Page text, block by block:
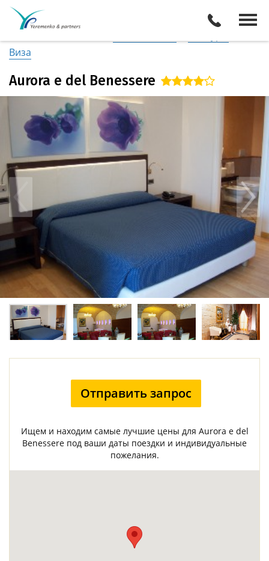
Италия
Виза
Aurora e del Benessere
Отправить запрос
Ищем и находим самые лучшие цены для Aurora e del
Benessere под ваши даты поездки и индивидуальные
пожелания.